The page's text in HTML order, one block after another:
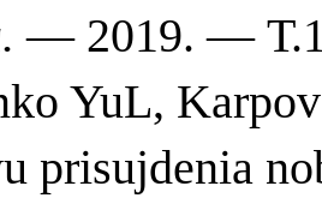
— 2019. —
YuL,
prisujdenia